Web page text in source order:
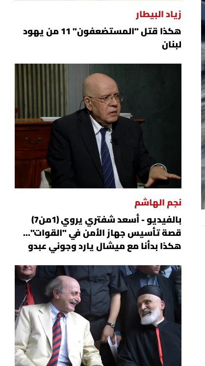
زياد البيطار
هكذا قتل "المستضعفون" 11 من يهود
لبنان
نجم الهاشم
بالفيديو - أسعد شفتري يروي (1من7)
قصة تأسيس جهاز الأمن في "القوات"...
هكذا بدأنا مع ميشال يارد وجوني عبدو